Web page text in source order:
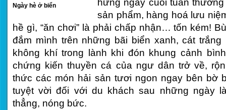
Ngày hè ở biển
hững ngày cuối tuần thường
sản phẩm, hàng hoá lưu
hề gì, “ăn chơi” là phải chấp nhận… tốn kém!
đắm mình trên những bãi biển xanh, cát
không khí trong lành khi đón khung cảnh
chứng kiến thuyền cá của ngư dân trở về,
thức các món hải sản tươi ngon ngay bên bờ
tuyệt vời đối với du khách sau những ngày
thẳng, nóng bức.